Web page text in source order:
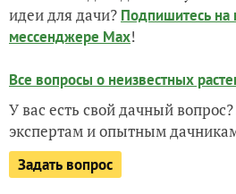
идеи для дачи? Подпишитесь на
мессенджере Max!
Все вопросы о неизвестных
У вас есть свой дачный
экспертам и опытным
Задать вопрос